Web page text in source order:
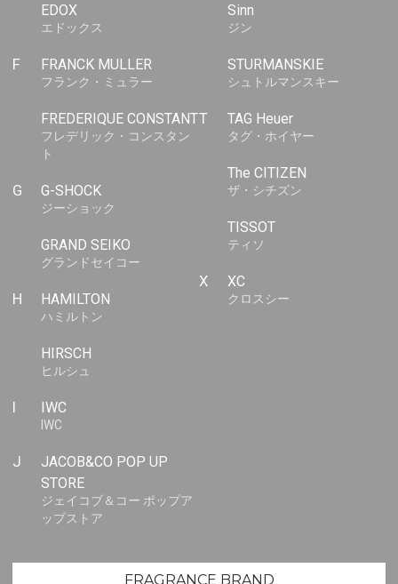
EDOX
エドックス
F FRANCK MULLER
フランク・ミュラー
FREDERIQUE CONSTANT
フレデリック・コンスタン
ト
G G-SHOCK
ジーショック
GRAND SEIKO
グランドセイコー
H HAMILTON
ハミルトン
HIRSCH
ヒルシュ
I IWC
IWC
J
JACOB&CO POP UP
STORE
ジェイコブ＆コー ポップア
ップストア
Sinn
ジン
STURMANSKIE
シュトルマンスキー
T TAG Heuer
タグ・ホイヤー
The CITIZEN
ザ・シチズン
TISSOT
ティソ
X XC
クロスシー
FRAGRANCE BRAND